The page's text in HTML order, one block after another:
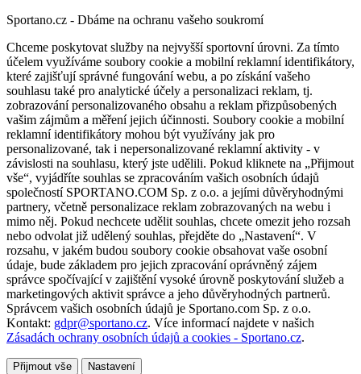
Sportano.cz - Dbáme na ochranu vašeho soukromí
Chceme poskytovat služby na nejvyšší sportovní úrovni. Za tímto
účelem využíváme soubory cookie a mobilní reklamní identifikátory,
které zajišťují správné fungování webu, a po získání vašeho
souhlasu také pro analytické účely a personalizaci reklam, tj.
zobrazování personalizovaného obsahu a reklam přizpůsobených
vašim zájmům a měření jejich účinnosti. Soubory cookie a mobilní
reklamní identifikátory mohou být využívány jak pro
personalizované, tak i nepersonalizované reklamní aktivity - v
závislosti na souhlasu, který jste udělili. Pokud kliknete na „Přijmout
vše“, vyjádříte souhlas se zpracováním vašich osobních údajů
společností SPORTANO.COM Sp. z o.o. a jejími důvěryhodnými
partnery, včetně personalizace reklam zobrazovaných na webu i
mimo něj. Pokud nechcete udělit souhlas, chcete omezit jeho rozsah
nebo odvolat již udělený souhlas, přejděte do „Nastavení“. V
rozsahu, v jakém budou soubory cookie obsahovat vaše osobní
údaje, bude základem pro jejich zpracování oprávněný zájem
správce spočívající v zajištění vysoké úrovně poskytování služeb a
marketingových aktivit správce a jeho důvěryhodných partnerů.
Správcem vašich osobních údajů je Sportano.com Sp. z o.o.
Kontakt: gdpr@sportano.cz. Více informací najdete v našich
Zásadách ochrany osobních údajů a cookies - Sportano.cz.
Přijmout vše Nastavení